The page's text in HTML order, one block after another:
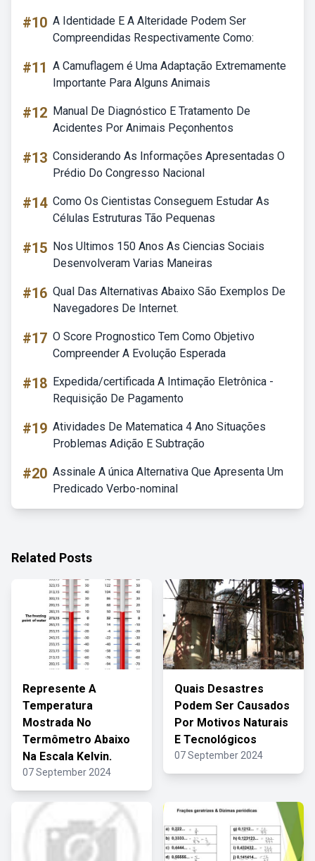
#10 A Identidade E A Alteridade Podem Ser
Compreendidas Respectivamente Como:
#11 A Camuflagem é Uma Adaptação Extremamente
Importante Para Alguns Animais
#12 Manual De Diagnóstico E Tratamento De
Acidentes Por Animais Peçonhentos
#13 Considerando As Informações Apresentadas O
Prédio Do Congresso Nacional
#14 Como Os Cientistas Conseguem Estudar As
Células Estruturas Tão Pequenas
#15 Nos Ultimos 150 Anos As Ciencias Sociais
Desenvolveram Varias Maneiras
#16 Qual Das Alternativas Abaixo São Exemplos De
Navegadores De Internet.
#17 O Score Prognostico Tem Como Objetivo
Compreender A Evolução Esperada
#18 Expedida/certificada A Intimação Eletrônica -
Requisição De Pagamento
#19 Atividades De Matematica 4 Ano Situações
Problemas Adição E Subtração
#20 Assinale A única Alternativa Que Apresenta Um
Predicado Verbo-nominal
Related Posts
Represente A
Temperatura
Mostrada No
Termômetro Abaixo
Na Escala Kelvin.
07 September 2024
Quais Desastres
Podem Ser Causados
Por Motivos Naturais
E Tecnológicos
07 September 2024